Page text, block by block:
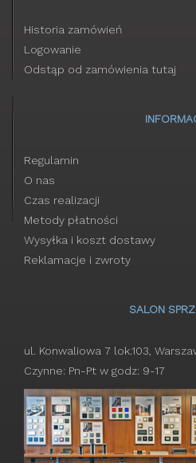
Historia zamówień
Logowanie
Odstąp od zamówienia tutaj
Regulamin
O nas
Czas realizacji
Metody płatności
Wysyłka i koszt dostawy
Reklamacje i zwroty
SALON
ul. Konwaliowa 7 lok.103,
Czynne: Pn-Pt w godz: 9-17